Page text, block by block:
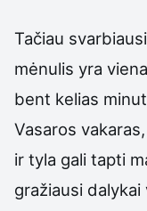
Tačiau
mėnulis yra
bent kelias
Vasaros
ir tyla gali tapti
gražiausi